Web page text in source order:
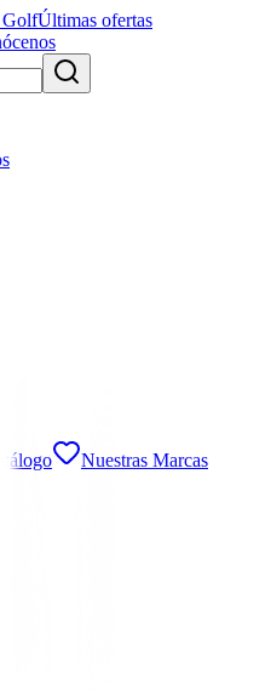
GolfÚltimas ofertas
Nuestras Marcas